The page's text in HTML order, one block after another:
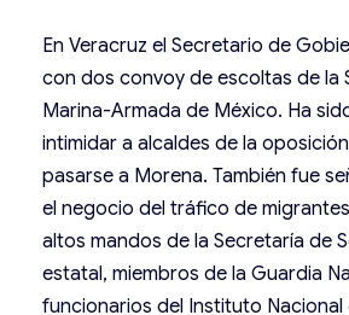
En Veracruz el Secretario de
con dos convoy de escoltas de la
Marina-Armada de México. Ha
intimidar a alcaldes de la
pasarse a Morena. También fue
el negocio del tráfico de
altos mandos de la Secretaría de
estatal, miembros de la Guardia
funcionarios del Instituto